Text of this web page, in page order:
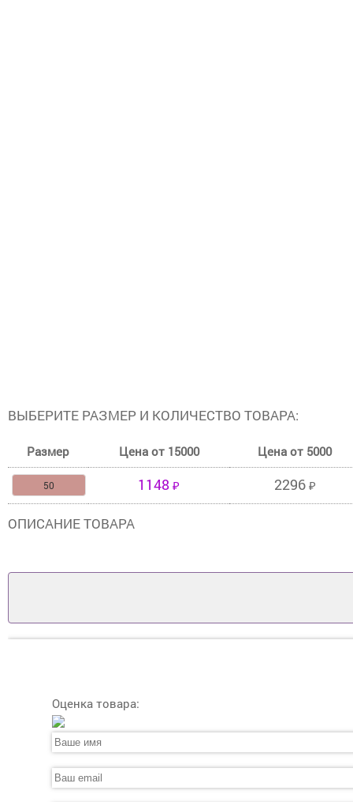
ВЫБЕРИТЕ РАЗМЕР И КОЛИЧЕСТВО ТОВАРА:
Размер Цена от 15000 Цена от 5000
50 1148 ₽ 2296 ₽
ОПИСАНИЕ ТОВАРА
Оценка товара: